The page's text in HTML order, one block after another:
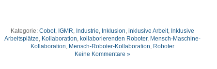
Kategorie:Cobot, IGMR, Industrie, Inklusion,inklusive Arbeit, Inklusive
Arbeitsplätze, Kollaboration,kollaborierenden Roboter, Mensch-Maschine-
Kollaboration, Mensch-Roboter-Kollaboration, Roboter
Keine Kommentare »